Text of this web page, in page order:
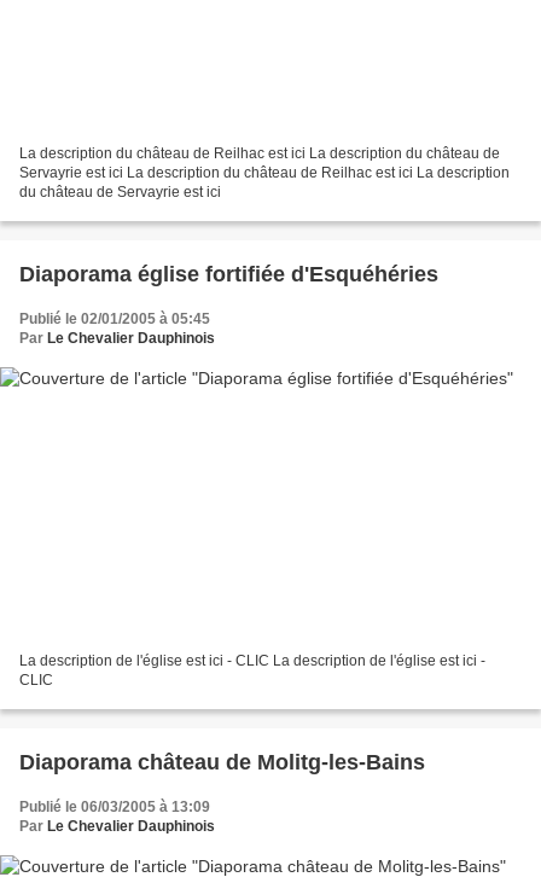
La description du château de Reilhac est ici La description du château de
Servayrie est ici La description du château de Reilhac est ici La description
du château de Servayrie est ici
Diaporama église fortifiée d'Esquéhéries
Publié le 02/01/2005 à 05:45
Par Le Chevalier Dauphinois
La description de l'église est ici - CLIC La description de l'église est ici -
CLIC
Diaporama château de Molitg-les-Bains
Publié le 06/03/2005 à 13:09
Par Le Chevalier Dauphinois